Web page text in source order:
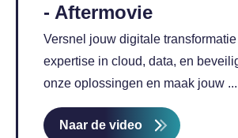
- Aftermovie
Versnel jouw digitale
expertise in cloud, data, en
onze oplossingen en maak jouw ...
Naar de video